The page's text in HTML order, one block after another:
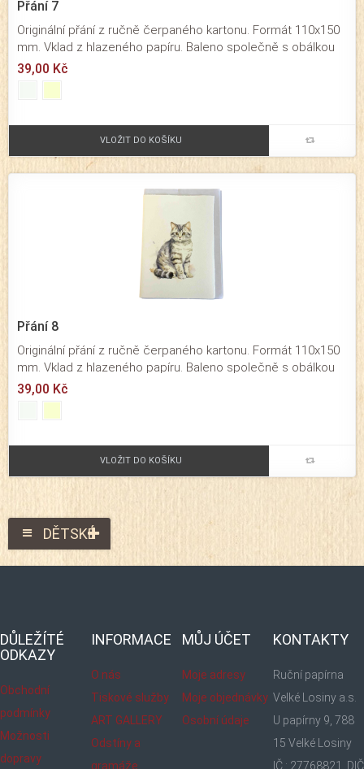
Přání 7
Originální přání z ručně čerpaného kartonu. Formát 110x150
mm. Vklad z hlazeného papíru. Baleno společně s obálkou
ze strojního papíru.
39,00 Kč
VLOŽIT DO KOŠÍKU
Přání 8
Originální přání z ručně čerpaného kartonu. Formát 110x150
mm. Vklad z hlazeného papíru. Baleno společně s obálkou
ze strojního papíru.
39,00 Kč
VLOŽIT DO KOŠÍKU
DĚTSKÉ
DŮLEŽÍTÉ
ODKAZY
Obchodní
podmínky
Možnosti
dopravy
INFORMACE
O nás
Tiskové služby
ART GALLERY
Odstíny a
gramáže
MŮJ ÚČET
Moje adresy
Moje objednávky
Osobní údaje
KONTAKTY
Ruční papírna
Velké Losiny a.s.
U papírny 9, 788
15 Velké Losiny
IČ : 27768821, DIČ